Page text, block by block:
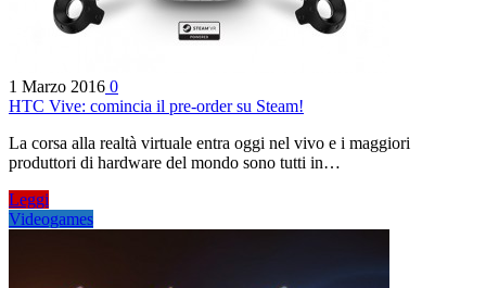
1 Marzo 2016 0
HTC Vive: comincia il pre-order su Steam!
La corsa alla realtà virtuale entra oggi nel vivo e i maggiori
produttori di hardware del mondo sono tutti in…
Leggi
Videogames